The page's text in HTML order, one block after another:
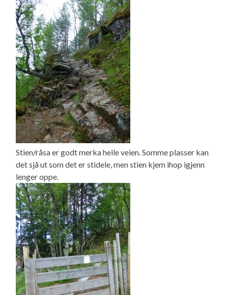
Stien/råsa er godt merka heile veien. Somme plasser kan
det sjå ut som det er stidele, men stien kjem ihop igjenn
lenger oppe.